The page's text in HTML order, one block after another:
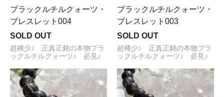
ブラックルチルクォーツ・
ブレスレット004
SOLD OUT
超稀少♪ 正真正銘の本物ブラ
ックルチルクォーツ♪ 必見♪
ブラックルチルクォーツ・
ブレスレット003
SOLD OUT
超稀少♪ 正真正銘の本物ブラ
ックルチルクォーツ♪ 必見♪